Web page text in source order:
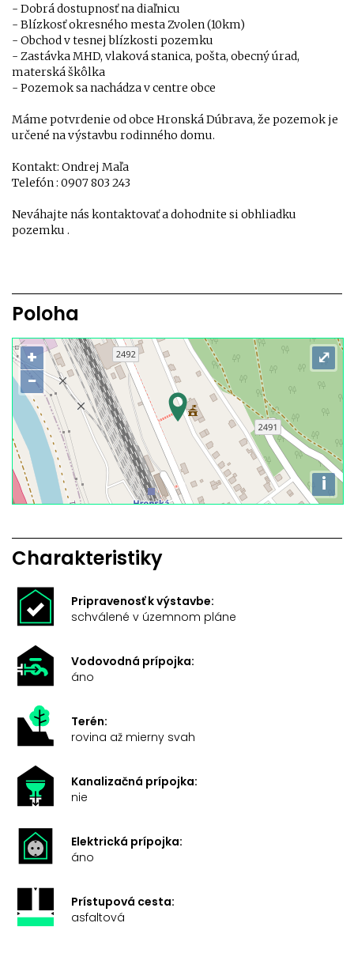
- Dobrá dostupnosť na diaľnicu
- Blízkosť okresného mesta Zvolen (10km)
- Obchod v tesnej blízkosti pozemku
- Zastávka MHD, vlaková stanica, pošta, obecný úrad,
materská škôlka
- Pozemok sa nachádza v centre obce
Máme potvrdenie od obce Hronská Dúbrava, že pozemok je
určené na výstavbu rodinného domu.
Kontakt: Ondrej Maľa
Telefón : 0907 803 243
Neváhajte nás kontaktovať a dohodnite si obhliadku
pozemku .
Poloha
+
−
i
⤢
Charakteristiky
Pripravenosť k výstavbe:
schválené v územnom pláne
Vodovodná prípojka:
áno
Terén:
rovina až mierny svah
Kanalizačná prípojka:
nie
Elektrická prípojka:
áno
Prístupová cesta:
asfaltová